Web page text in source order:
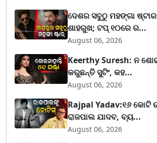
ଦେଶର ସବୁଠୁ ମହଙ୍ଗା
ଶାହରୁଖ; ଟପ୍‌ ୧୦ରେ ର...
August 06, 2026
Keerthy Suresh: ନ
କରୁଛନ୍ତି ସୁଟିଂ, କହ...
August 06, 2026
Rajpal Yadav:୧୬
ରାଜପାଲ ଯାଦବ, ବ୍ୟ...
August 06, 2026